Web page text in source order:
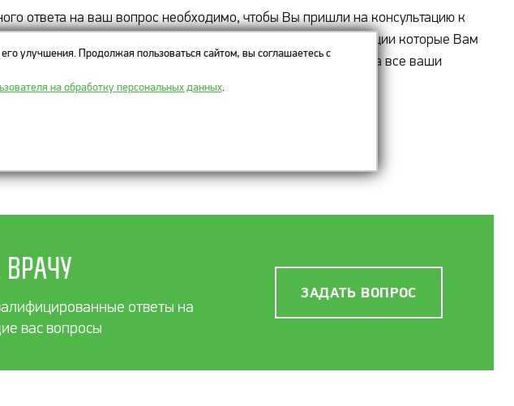
ответа на ваш вопрос необходимо, чтобы Вы пришли на консультацию к
результаты анализов (до и после лечения), все рекомендации которые Вам
беседе и осмотре врач сможет обстоятельно ответить на все ваши
Спасибо.
ответы на
вас вопросы
ЗАДАТЬ ВОПРОС
улучшения. Продолжая пользоваться сайтом, вы соглашаетесь с
на обработку персональных данных.